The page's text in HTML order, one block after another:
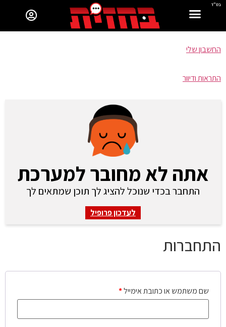
בס"ד
החשבון שלי
התראות ודיוור
אתה לא מחובר למערכת
התחבר בכדי שנוכל להציג לך תוכן שמתאים לך
לעדכון פרופיל
התחברות
שם משתמש או כתובת אימייל*